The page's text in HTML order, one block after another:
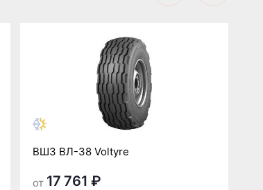
ВШЗ ВЛ-38 Voltyre
от 17 761 ₽